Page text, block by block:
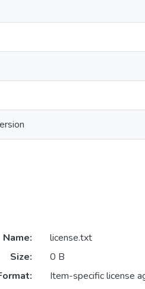
Name:
license.txt
Size:
0 B
Item-specific license